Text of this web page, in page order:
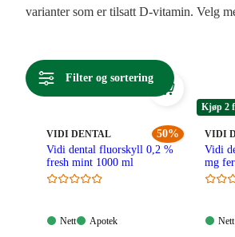
varianter som er tilsatt D-vitamin. Velg
som er gunstig sett fra et bærekraft
produktene er kvalitetssikret av
forbruker trygge produkter til en gunstig
Filter og sortering
50%
MERKE:
VIDI DENTAL
Vidi dental fluorskyll 0,2 %
fresh mint 1000 ml
Nett:
Nett
Apotek:
Apotek
Kjøp 2
VIDI
Vidi
mg
Nett:
Nett